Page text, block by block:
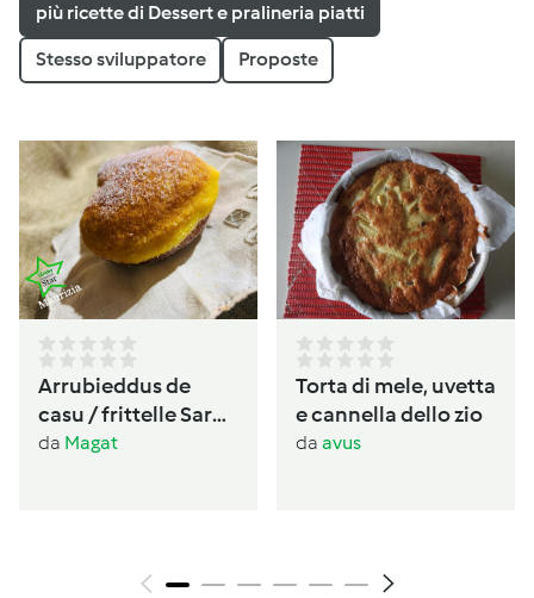
più ricette di Dessert e pralineria piatti
Stesso sviluppatore Proposte
Arrubieddus de
casu / frittelle Sarde
al formaggio di
da Magat
Torta di mele, uvetta
e cannella dello zio
da avus